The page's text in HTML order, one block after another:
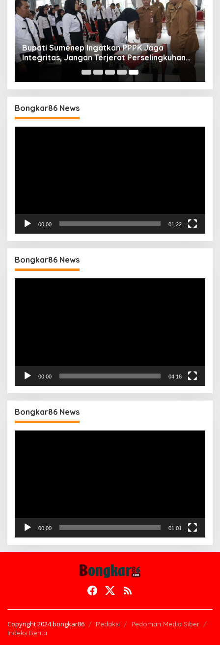
Bupati Sumenep Ingatkan PPPK Jaga
Integritas, Jangan Terjerat Perselingkuhan
dan Judi Online
Bongkar86 News
00:00 01:22
Bongkar86 News
00:00 04:18
Bongkar86 News
00:00 01:01
Copyright 2024 bongkar86 Redaksi
Pedoman Media Siber
Indeks Berita